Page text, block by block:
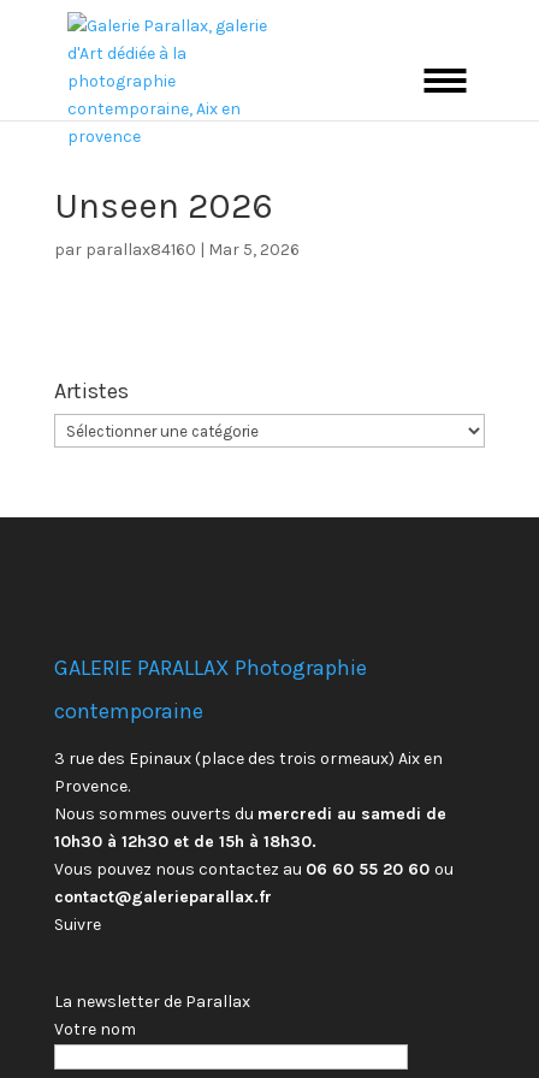
Unseen 2026
par parallax84160 | Mar 5, 2026
Artistes
GALERIE PARALLAX Photographie
contemporaine
3 rue des Epinaux (place des trois ormeaux) Aix en
Provence.
Nous sommes ouverts du mercredi au samedi de
10h30 à 12h30 et de 15h à 18h30.
Vous pouvez nous contactez au 06 60 55 20 60 ou
contact@galerieparallax.fr
Suivre
La newsletter de Parallax
Votre nom